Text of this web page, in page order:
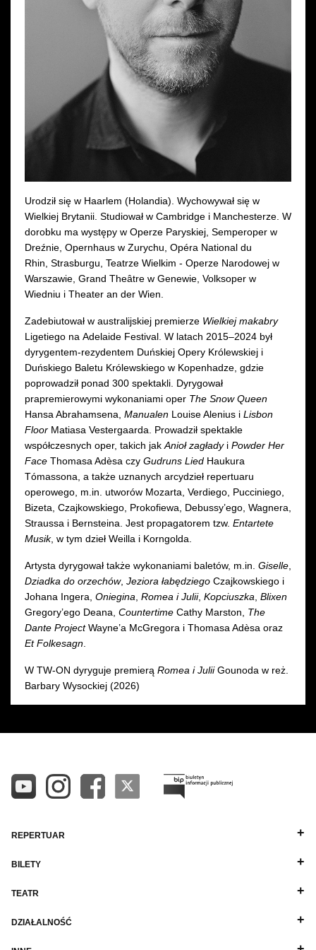
Wynajem kostiumów
Wynajem rekwizytów
Fundusze unijne
Dotacje celowe
Urodził się w Haarlem (Holandia). Wychowywał się w
Wielkiej Brytanii. Studiował w Cambridge i Manchesterze. W
dorobku ma występy w Operze Paryskiej, Semperoper w
Dreźnie, Opernhaus w Zurychu, Opéra National du
Rhin, Strasburgu, Teatrze Wielkim - Operze Narodowej w
Warszawie, Grand Theâtre w Genewie, Volksoper w
Wiedniu i Theater an der Wien.
Zadebiutował w australijskiej premierze Wielkiej makabry
Ligetiego na Adelaide Festival. W latach 2015–2024 był
dyrygentem-rezydentem Duńskiej Opery Królewskiej i
Duńskiego Baletu Królewskiego w Kopenhadze, gdzie
poprowadził ponad 300 spektakli. Dyrygował
prapremierowymi wykonaniami oper The Snow Queen
Hansa Abrahamsena, Manualen Louise Alenius i Lisbon
Floor Matiasa Vestergaarda. Prowadził spektakle
współczesnych oper, takich jakAnioł zagładyi Powder Her
Face Thomasa Adèsa czy Gudruns Lied Haukura
Tómassona, a także uznanych arcydzieł repertuaru
operowego, m.in. utworów Mozarta, Verdiego, Pucciniego,
Bizeta, Czajkowskiego, Prokofiewa, Debussy’ego, Wagnera,
Straussa i Bernsteina. Jest propagatorem tzw. Entartete
Musik, w tym dzieł Weilla i Korngolda.
Artysta dyrygował także wykonaniami baletów, m.in. Giselle,
Dziadka do orzechów, Jeziora łabędziego Czajkowskiego i
Johana Ingera, Oniegina, Romea i Julii, Kopciuszka, Blixen
Gregory’ego Deana, Countertime Cathy Marston, The
Dante ProjectWayne’a McGregora i Thomasa Adèsa oraz
Et Folkesagn.
W TW-ON dyryguje premierą Romea i JuliiGounoda w reż.
Barbary Wysockiej (2026)
REPERTUAR
BILETY
TEATR
DZIAŁALNOŚĆ